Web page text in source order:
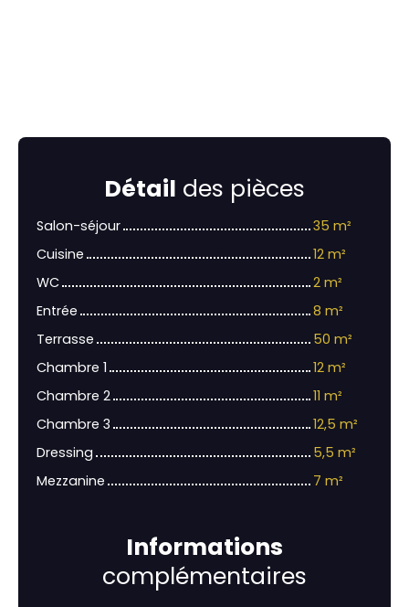
Détail des pièces
Salon-séjour
35 m²
Cuisine
12 m²
WC
2 m²
Entrée
8 m²
Terrasse
50 m²
Chambre 1
12 m²
Chambre 2
11 m²
Chambre 3
12,5 m²
Dressing
5,5 m²
Mezzanine
7 m²
Informations
complémentaires